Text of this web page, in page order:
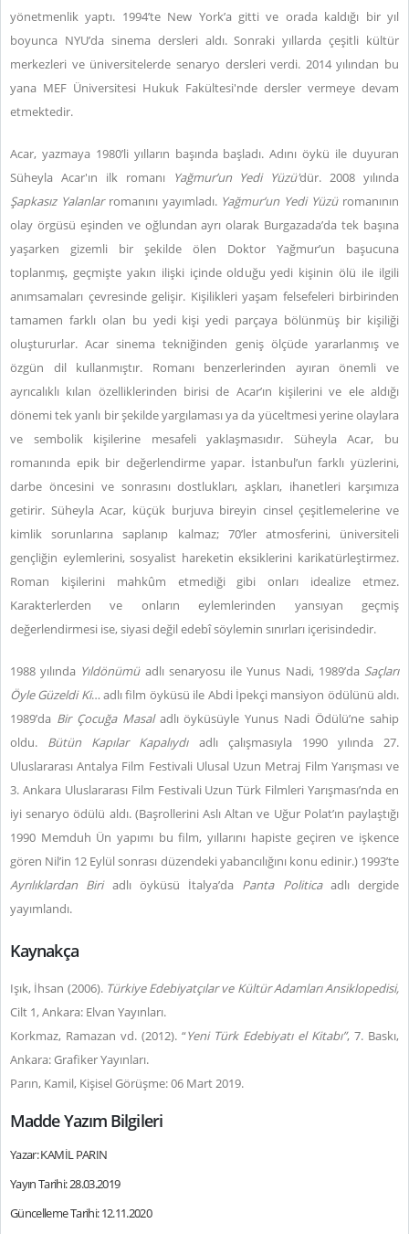
yönetmenlik yaptı. 1994’te New York’a gitti ve orada kaldığı bir yıl
boyunca NYU’da sinema dersleri aldı. Sonraki yıllarda çeşitli kültür
merkezleri ve üniversitelerde senaryo dersleri verdi. 2014 yılından bu
yana MEF Üniversitesi Hukuk Fakültesi'nde dersler vermeye devam
etmektedir.
Acar, yazmaya 1980’li yılların başında başladı. Adını öykü ile duyuran
Süheyla Acar'ın ilk romanı
Yağmur’un Yedi Yüzü'dür. 2008 yılında
Şapkasız Yalanlarromanını yayımladı. Yağmur’un Yedi Yüzüromanının
olay örgüsü eşinden ve oğlundan ayrı olarak Burgazada’da tek başına
yaşarken gizemli bir şekilde ölen Doktor Yağmur’un başucuna
toplanmış, geçmişte yakın ilişki içinde olduğu yedi kişinin ölü ile ilgili
anımsamaları çevresinde gelişir. Kişilikleri yaşam felsefeleri birbirinden
tamamen farklı olan bu yedi kişi yedi parçaya bölünmüş bir kişiliği
oluştururlar. Acar sinema tekniğinden geniş ölçüde yararlanmış ve
özgün dil kullanmıştır. Romanı benzerlerinden ayıran önemli ve
ayrıcalıklı kılan özelliklerinden birisi de Acar’ın kişilerini ve ele aldığı
dönemi tek yanlı bir şekilde yargılaması ya da yüceltmesi yerine olaylara
ve sembolik kişilerine mesafeli yaklaşmasıdır. Süheyla Acar, bu
romanında epik bir değerlendirme yapar. İstanbul’un farklı yüzlerini,
darbe öncesini ve sonrasını dostlukları, aşkları, ihanetleri karşımıza
getirir. Süheyla Acar, küçük burjuva bireyin cinsel çeşitlemelerine ve
kimlik sorunlarına saplanıp kalmaz; 70’ler atmosferini, üniversiteli
gençliğin eylemlerini, sosyalist hareketin eksiklerini karikatürleştirmez.
Roman kişilerini mahkûm etmediği gibi onları idealize etmez.
Karakterlerden ve onların eylemlerinden yansıyan geçmiş
değerlendirmesi ise, siyasi değil edebî söylemin sınırları içerisindedir.
1988 yılında Yıldönümüadlı senaryosu ile Yunus Nadi, 1989’da Saçları
Öyle Güzeldi Ki… adlı film öyküsü ile Abdi İpekçi mansiyon ödülünü aldı.
1989’da Bir Çocuğa Masaladlı öyküsüyle Yunus Nadi Ödülü’ne sahip
oldu. Bütün Kapılar Kapalıydıadlı çalışmasıyla 1990 yılında 27.
Uluslararası Antalya Film Festivali Ulusal Uzun Metraj Film Yarışması ve
3. Ankara Uluslararası Film Festivali Uzun Türk Filmleri Yarışması’nda en
iyi senaryo ödülü aldı. (Başrollerini Aslı Altan ve Uğur Polat’ın paylaştığı
1990 Memduh Ün yapımı bu film, yıllarını hapiste geçiren ve işkence
gören Nil’in 12 Eylül sonrası düzendeki yabancılığını konu edinir.) 1993’te
Ayrılıklardan Biriadlı öyküsü İtalya’da Panta Politicaadlı dergide
yayımlandı.
Kaynakça
Işık, İhsan (2006). Türkiye Edebiyatçılar ve Kültür Adamları Ansiklopedisi,
Cilt 1, Ankara: Elvan Yayınları.
Korkmaz, Ramazan vd. (2012). “Yeni Türk Edebiyatı el Kitabı”, 7. Baskı,
Ankara: Grafiker Yayınları.
Parın, Kamil, Kişisel Görüşme: 06 Mart 2019.
Madde Yazım Bilgileri
Yazar: KAMİL PARIN
Yayın Tarihi: 28.03.2019
Güncelleme Tarihi: 12.11.2020